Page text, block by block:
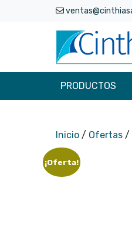
PRODUCTOS
Inicio / Ofertas /
¡Oferta!